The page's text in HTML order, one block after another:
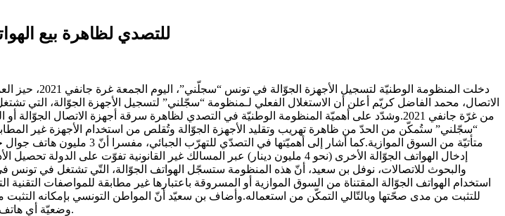
للتصدي لظاهرة بيع
دخلت المنظومة
الاتصال، محمد الفاضل كريّم أعلن أن الاستغلال الفعلي لـمنظومة “سجّلني” لتسجيل الأجهزة الجوّالة، التي
من غرّة جانفي 2021.وشدّد على أهميّة المنظومة الوطنيّة في التصدي لظاهرة سرقة أجهزة الاتصال
استخدام الهواتف الجوّالة المقتناة من السوق الموازية أو المسروقة باعتبارها غير مطابقة للمواصفات
وضعيّة أي هاتف أو أي لوحة رقمية قبل اقتنائها من خلال ادخال الرمز *199# ووضع كافّة البيانات المتعلقة بالهاتف.